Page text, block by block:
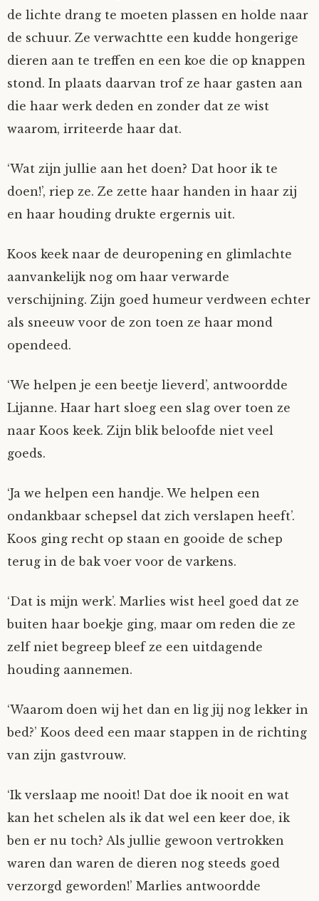
de lichte drang te moeten plassen en holde naar
de schuur. Ze verwachtte een kudde hongerige
dieren aan te treffen en een koe die op knappen
stond. In plaats daarvan trof ze haar gasten aan
die haar werk deden en zonder dat ze wist
waarom, irriteerde haar dat.
‘Wat zijn jullie aan het doen? Dat hoor ik te
doen!’, riep ze. Ze zette haar handen in haar zij
en haar houding drukte ergernis uit.
Koos keek naar de deuropening en glimlachte
aanvankelijk nog om haar verwarde
verschijning. Zijn goed humeur verdween echter
als sneeuw voor de zon toen ze haar mond
opendeed.
‘We helpen je een beetje lieverd’, antwoordde
Lijanne. Haar hart sloeg een slag over toen ze
naar Koos keek. Zijn blik beloofde niet veel
goeds.
‘Ja we helpen een handje. We helpen een
ondankbaar schepsel dat zich verslapen heeft’.
Koos ging recht op staan en gooide de schep
terug in de bak voer voor de varkens.
‘Dat is mijn werk’. Marlies wist heel goed dat ze
buiten haar boekje ging, maar om reden die ze
zelf niet begreep bleef ze een uitdagende
houding aannemen.
‘Waarom doen wij het dan en lig jij nog lekker in
bed?’ Koos deed een maar stappen in de richting
van zijn gastvrouw.
‘Ik verslaap me nooit! Dat doe ik nooit en wat
kan het schelen als ik dat wel een keer doe, ik
ben er nu toch? Als jullie gewoon vertrokken
waren dan waren de dieren nog steeds goed
verzorgd geworden!’ Marlies antwoordde